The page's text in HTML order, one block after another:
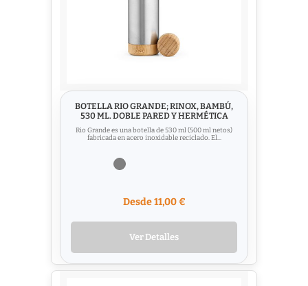
BOTELLA RIO GRANDE; RINOX, BAMBÚ,
530 ML. DOBLE PARED Y HERMÉTICA
Rio Grande es una botella de 530 ml (500 ml netos)
fabricada en acero inoxidable reciclado. El...
Desde 11,00 €
Ver Detalles